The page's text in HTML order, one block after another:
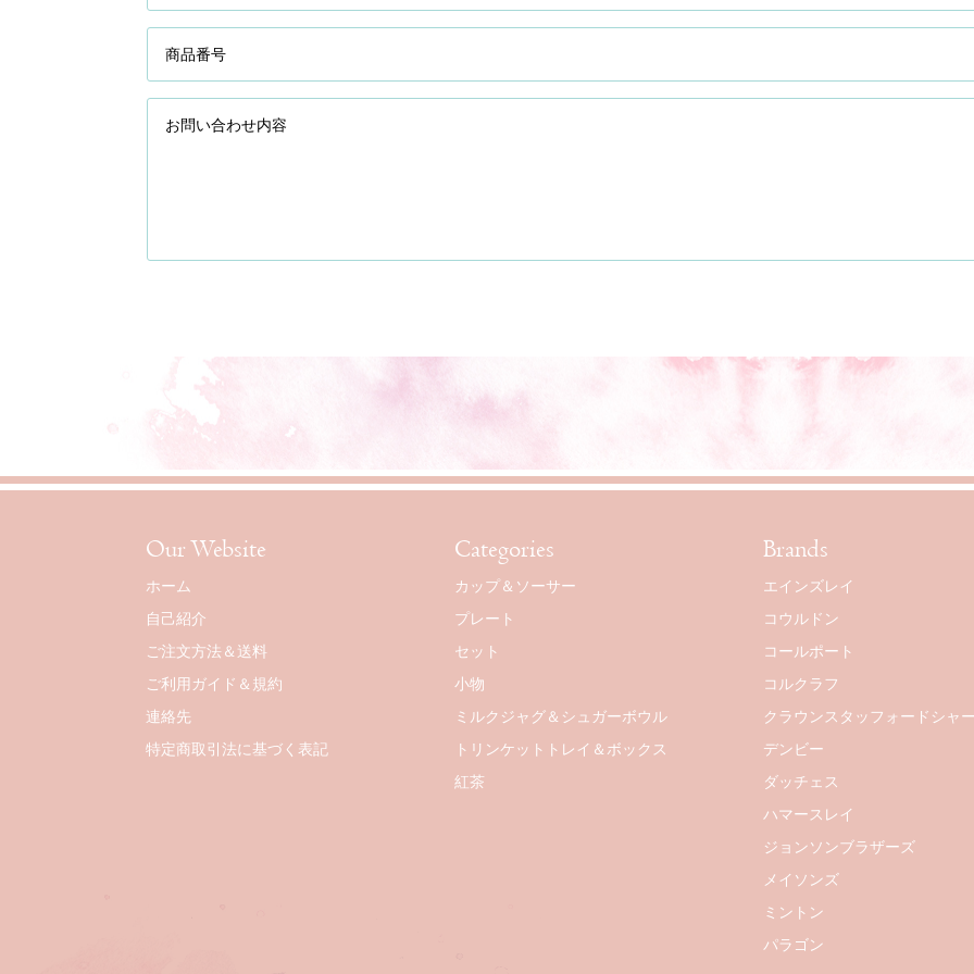
Our Website
ホーム
自己紹介
ご注文方法＆送料
ご利用ガイド＆規約
連絡先
特定商取引法に基づく表記
Categories
カップ＆ソーサー
プレート
セット
小物
ミルクジャグ＆シュガーボウル
トリンケットトレイ＆ボックス
紅茶
Brands
エインズレイ
コウルドン
コールポート
コルクラフ
クラウンスタッフォードシャ
デンビー
ダッチェス
ハマースレイ
ジョンソンブラザーズ
メイソンズ
ミントン
パラゴン